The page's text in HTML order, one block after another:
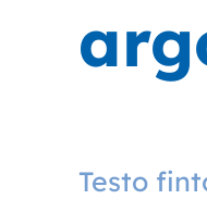
Testo